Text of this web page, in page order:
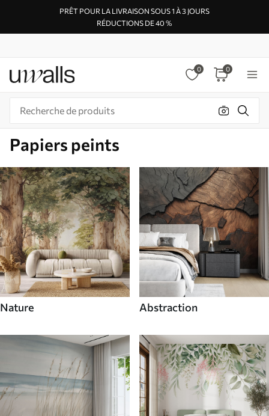
PRÊT POUR LA LIVRAISON SOUS 1 À 3 JOURS
RÉDUCTIONS DE 40 %
0 0
Papiers peints
Nature Abstraction